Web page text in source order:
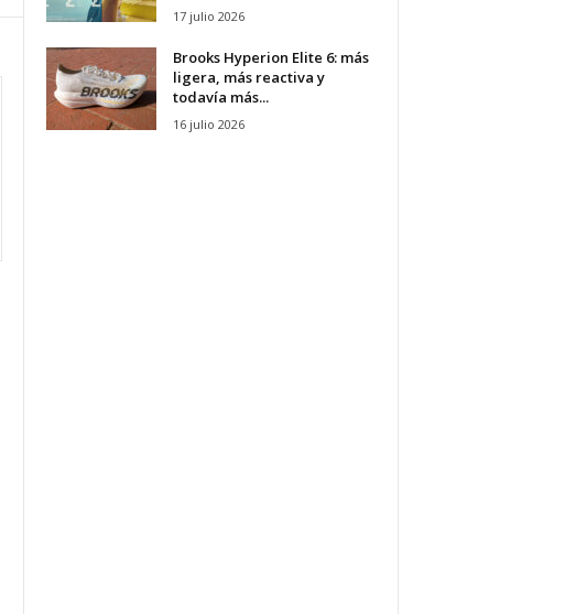
17 julio 2026
Brooks Hyperion Elite 6: más
ligera, más reactiva y
todavía más...
16 julio 2026